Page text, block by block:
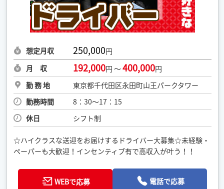
想定月収 250,000円
月 収
192,000円 ～400,000円
勤 務 地
東京都千代田区永田町山王パークタワー
勤務時間
8：30〜17：15
休日
シフト制
☆ハイクラスな送迎をお届けするドライバー大募集☆未経験・
ペーパーも大歓迎！インセンティブ有で高収入が叶う！！
WEBで応募 電話で応募